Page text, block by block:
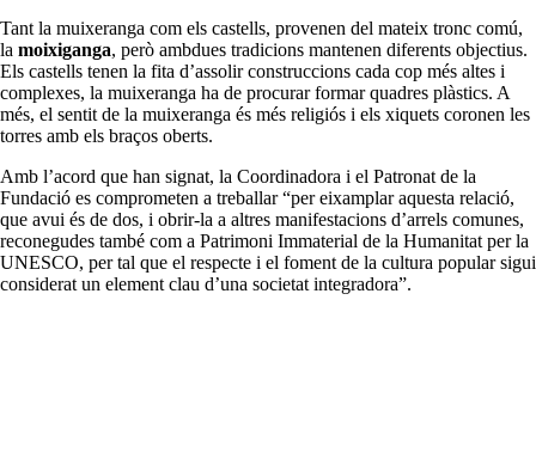
Tant la muixeranga com els castells, provenen del mateix tronc comú,
la moixiganga, però ambdues tradicions mantenen diferents objectius.
Els castells tenen la fita d’assolir construccions cada cop més altes i
complexes, la muixeranga ha de procurar formar quadres plàstics. A
més, el sentit de la muixeranga és més religiós i els xiquets coronen les
torres amb els braços oberts.
Amb l’acord que han signat, la Coordinadora i el Patronat de la
Fundació es comprometen a treballar “per eixamplar aquesta relació,
que avui és de dos, i obrir-la a altres manifestacions d’arrels comunes,
reconegudes també com a Patrimoni Immaterial de la Humanitat per la
UNESCO, per tal que el respecte i el foment de la cultura popular sigui
considerat un element clau d’una societat integradora”.